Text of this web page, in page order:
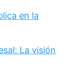
en la
La visión